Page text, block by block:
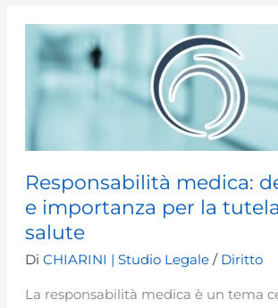
con
fac-
simile
Responsabilità medica:
e importanza per la
salute
DiCHIARINI | Studio Legale/ Diritto
La responsabilità medica è un tema